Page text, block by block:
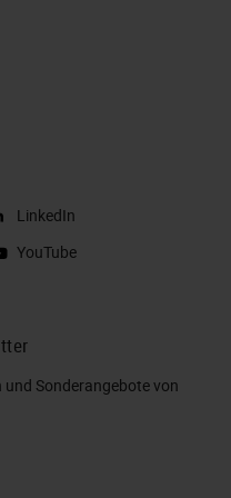
LinkedIn
YouTube
Sonderangebote von